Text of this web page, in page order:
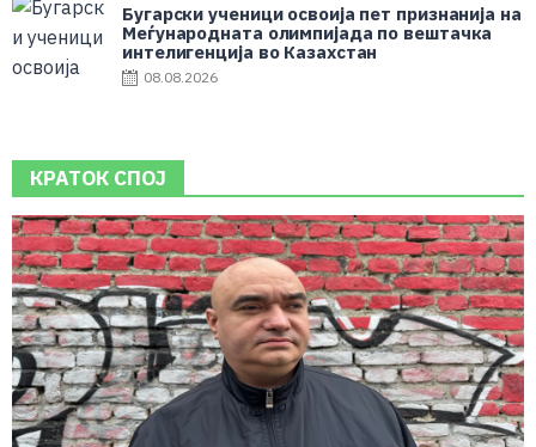
Бугарски ученици освоија пет признанија на
Меѓународната олимпијада по вештачка
интелигенција во Казахстан
08.08.2026
КРАТОК СПОЈ